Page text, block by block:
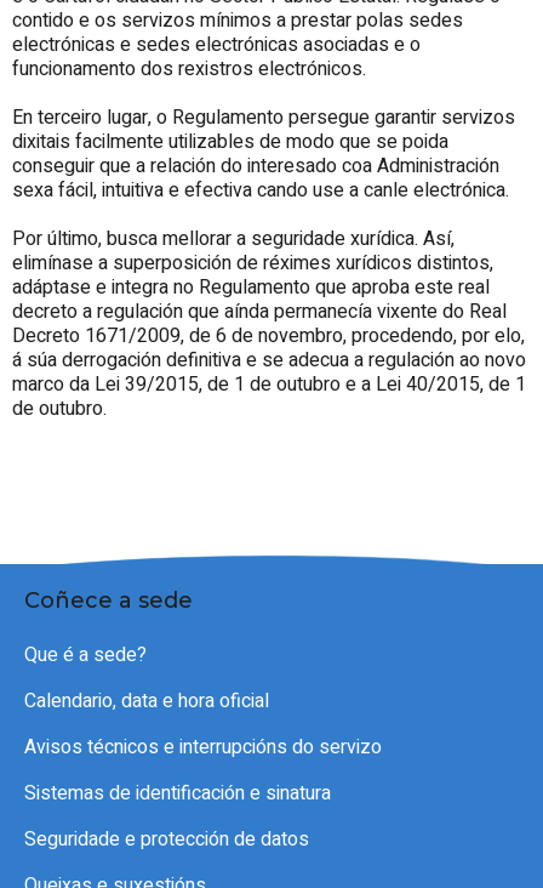
contido e os servizos mínimos a prestar polas sedes
electrónicas e sedes electrónicas asociadas e o
funcionamento dos rexistros electrónicos.
En terceiro lugar, o Regulamento persegue garantir servizos
dixitais facilmente utilizables de modo que se poida
conseguir que a relación do interesado coa Administración
sexa fácil, intuitiva e efectiva cando use a canle electrónica.
Por último, busca mellorar a seguridade xurídica. Así,
elimínase a superposición de réximes xurídicos distintos,
adáptase e integra no Regulamento que aproba este real
decreto a regulación que aínda permanecía vixente do Real
Decreto 1671/2009, de 6 de novembro, procedendo, por elo,
á súa derrogación definitiva e se adecua a regulación ao novo
marco da Lei 39/2015, de 1 de outubro e a Lei 40/2015, de 1
de outubro.
Coñece a sede
Que é a sede?
Calendario, data e hora oficial
Avisos técnicos e interrupcións do servizo
Sistemas de identificación e sinatura
Seguridade e protección de datos